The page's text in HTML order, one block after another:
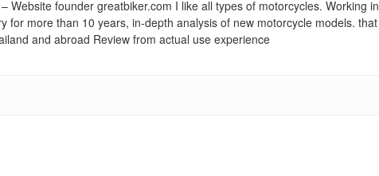
Website founder greatbiker.com I like all types of motorcycles. Working in
for more than 10 years, in-depth analysis of new motorcycle models. that
and abroad Review from actual use experience